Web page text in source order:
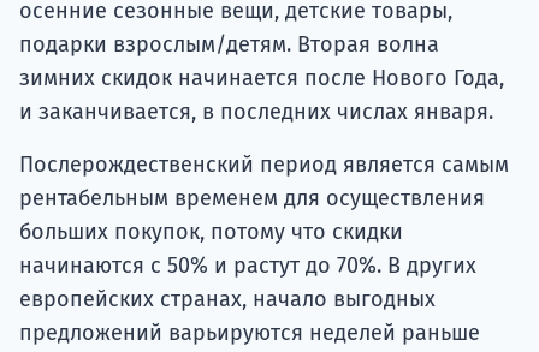
осенние сезонные вещи, детские товары,
подарки взрослым/детям. Вторая волна
зимних скидок начинается после Нового Года,
и заканчивается, в последних числах января.
Послерождественский период является самым
рентабельным временем для осуществления
больших покупок, потому что скидки
начинаются с 50% и растут до 70%. В других
европейских странах, начало выгодных
предложений варьируются неделей раньше